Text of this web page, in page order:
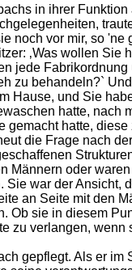
in ihrer
noch vor mir, so
‚Was wollen Sie
jede
behandeln?`
Hause, und Sie
hatte,
gemacht hatte,
die Frage nach
oder
war der
an Seite mit den
Ob sie in diesem
verlangen,
gepflegt. Als er